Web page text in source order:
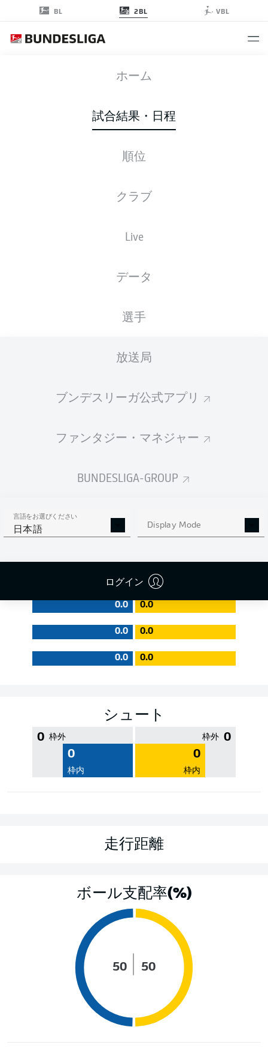
BL 2BL VBL
ホーム
試合結果・日程
順位
クラブ
Live
データ
選手
放送局
ブンデスリーガ公式アプリ
ファンタジー・マネジャー
BUNDESLIGA-GROUP
言語をお選びください
日本語 Display Mode
ログイン
BOC SGD
スターティングメンバー
0
0 % 成功率 0 %
PASS EFFICIENCY
0.0 0.0
0.0 0.0
0.0 0.0
シュート
0 枠外
0
枠内
0
枠外
0
枠内
走行距離
ボール支配率(%)
50 50